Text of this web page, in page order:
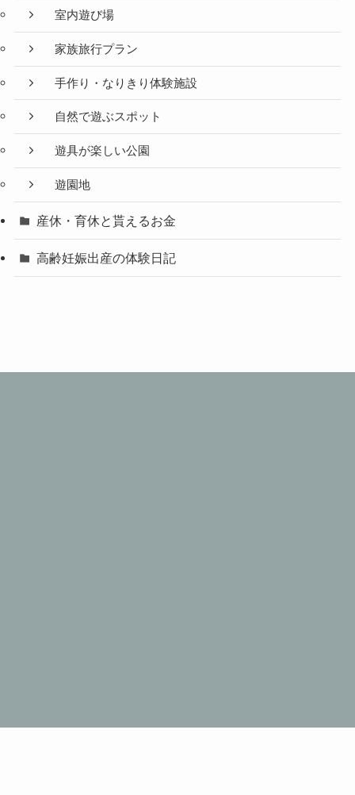
室内遊び場
家族旅行プラン
手作り・なりきり体験施設
自然で遊ぶスポット
遊具が楽しい公園
遊園地
産休・育休と貰えるお金
高齢妊娠出産の体験日記